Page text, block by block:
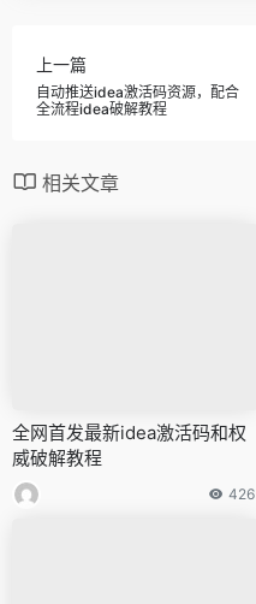
上一篇
自动推送idea激活码资源，配合
全流程idea破解教程
相关文章
全网首发最新idea激活码和权
威破解教程
426